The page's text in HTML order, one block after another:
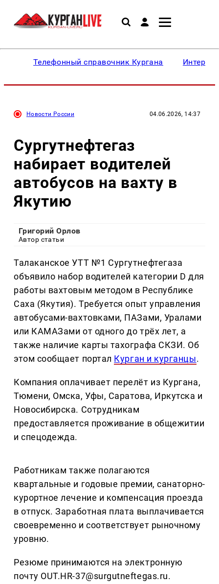
Телефонный справочник Кургана
Новости России 04.06.2026, 14:37
Сургутнефтегаз
набирает водителей
автобусов на вахту в
Якутию
Григорий Орлов
Автор статьи
Талаканское УТТ №1 Сургутнефтегаза
объявило набор водителей категории D для
работы вахтовым методом в Республике
Саха (Якутия). Требуется опыт управления
автобусами-вахтовками, ПАЗами, Уралами
или КАМАЗами от одного до трёх лет, а
также наличие карты тахографа СКЗИ. Об
этом сообщает портал Курган и курганцы.
Компания оплачивает перелёт из Кургана,
Тюмени, Омска, Уфы, Саратова, Иркутска и
Новосибирска. Сотрудникам
предоставляется проживание в общежитии
и спецодежда.
Работникам также полагаются
квартальные и годовые премии, санаторно-
курортное лечение и компенсация проезда
в отпуск. Заработная плата выплачивается
своевременно и соответствует рыночному
уровню.
Резюме принимаются на электронную
почту OUT.HR-37@surgutneftegas.ru.